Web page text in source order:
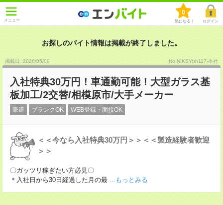
メニュー
0
気になる！ ログイン
お探しのバイト情報は掲載が終了しました。
掲載日 :2026/05/09 No.NIKSYbh117-本社
入社特典30万円！車通勤可能！大型ガラス基
板加工/2交替/相模原市/大手メーカー
派遣 ブランクOK WEB登録・面接OK
＜＜今なら入社特典30万円＞＞＜＜製造経験者歓迎
＞＞
〇ガッツリ稼ぎたい方必見〇
＊入社日から30日経過した月の最 ...もっとみる